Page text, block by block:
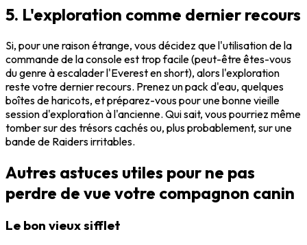
5. L'exploration comme dernier recours
Si, pour une raison étrange, vous décidez que l'utilisation de la
commande de la console est trop facile (peut-être êtes-vous
du genre à escalader l'Everest en short), alors l'exploration
reste votre dernier recours. Prenez un pack d'eau, quelques
boîtes de haricots, et préparez-vous pour une bonne vieille
session d'exploration à l'ancienne. Qui sait, vous pourriez même
tomber sur des trésors cachés ou, plus probablement, sur une
bande de Raiders irritables.
Autres astuces utiles pour ne pas
perdre de vue votre compagnon canin
Le bon vieux sifflet